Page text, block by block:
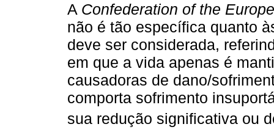
A Confederation of the
não é tão específica quanto
deve ser considerada,
em que a vida apenas é
causadoras de dano/
comporta sofrimento
sua redução significativa ou